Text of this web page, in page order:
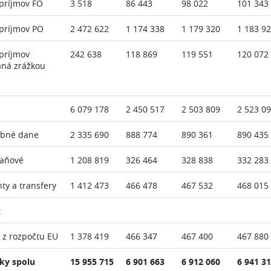
FO 3 518 86 443 98 022 101 343
PO 2 472 622 1 174 338 1 179 320 1 183
zrážkou
242 638 118 869 119 551 120 072
6 079 178 2 450 517 2 503 809 2 523
dane 2 335 690 888 774 890 361 890 435
1 208 819 326 464 328 838 332 283
a transfery 1 412 473 466 478 467 532 468 015
rozpočtu EU 1 378 419 466 347 467 400 467 880
spolu 15 955 715 6 901 663 6 912 060 6 941